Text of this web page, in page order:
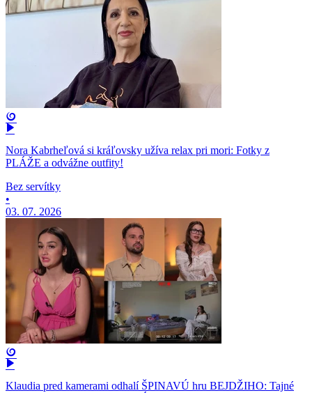
Nora Kabrheľová si kráľovsky užíva relax pri mori: Fotky z
PLÁŽE a odvážne outfity!
Bez servítky
•
03. 07. 2026
Klaudia pred kamerami odhalí ŠPINAVÚ hru BEJDŽIHO: Tajné